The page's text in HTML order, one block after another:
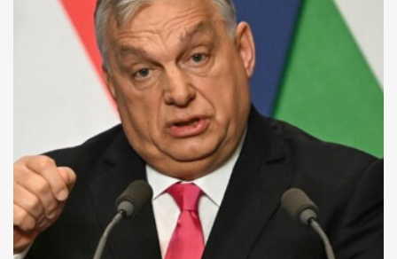
Felmondta a
Miniszterelnökség a Lounge
Event keretszerződését